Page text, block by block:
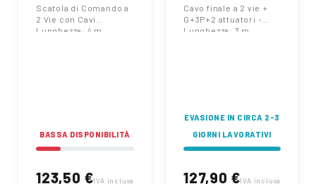
46685200 Arag
Scatola di Comando a
2 Vie con Cavi
Lunghezza: 4 m
BASSA DISPONIBILITÀ
123,50 €IVA inclusa
466982431.100
Arag
Cavo finale a 2 vie +
G+3P+2 attuatori -
Lunghezza: 3 m
EVASIONE IN CIRCA 2-3
GIORNI LAVORATIVI
127,90 €IVA inclusa